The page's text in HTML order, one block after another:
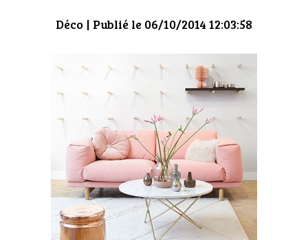
BOUTIQUE
CULTURE
HIGH TECH
MAISON
AUTO
Déco | Publié le 06/10/2014 12:03:58